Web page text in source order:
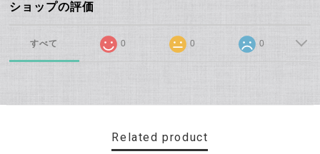
ショップの評価
すべて 0 0 0
Related product